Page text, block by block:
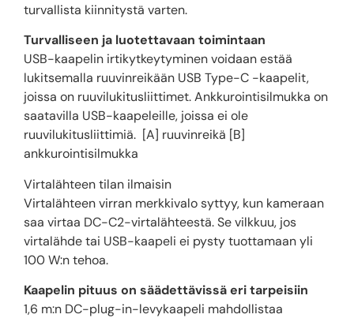
turvallista kiinnitystä varten.
Turvalliseen ja luotettavaan toimintaan
USB-kaapelin irtikytkeytyminen voidaan estää
lukitsemalla ruuvinreikään USB Type-C -kaapelit,
joissa on ruuvilukitusliittimet. Ankkurointisilmukka on
saatavilla USB-kaapeleille, joissa ei ole
ruuvilukitusliittimiä. [A] ruuvinreikä [B]
ankkurointisilmukka
Virtalähteen tilan ilmaisin
Virtalähteen virran merkkivalo syttyy, kun kameraan
saa virtaa DC-C2-virtalähteestä. Se vilkkuu, jos
virtalähde tai USB-kaapeli ei pysty tuottamaan yli
100 W:n tehoa.
Kaapelin pituus on säädettävissä eri tarpeisiin
1,6 m:n DC-plug-in-levykaapeli mahdollistaa